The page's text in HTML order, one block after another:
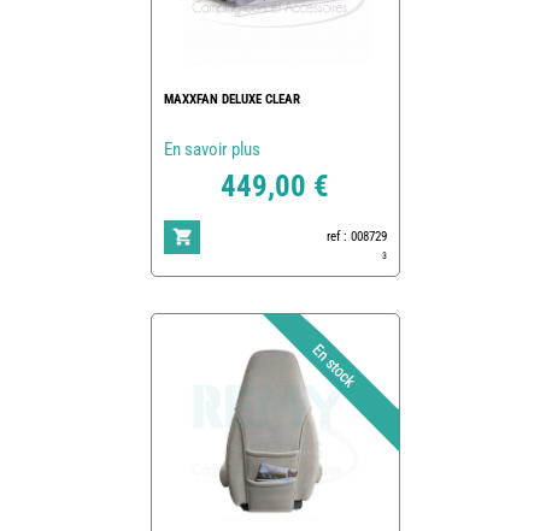
MAXXFAN DELUXE CLEAR
En savoir plus
449,00 €
ref : 008729
3